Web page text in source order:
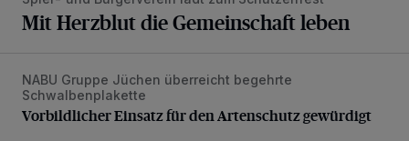
Mit Herzblut die Gemeinschaft leben
Vorbildlicher Einsatz für den Artenschutz gewürdigt
NABU Gruppe Jüchen überreicht begehrte
Schwalbenplakette
Vorbildlicher Einsatz für den Artenschutz gewürdigt